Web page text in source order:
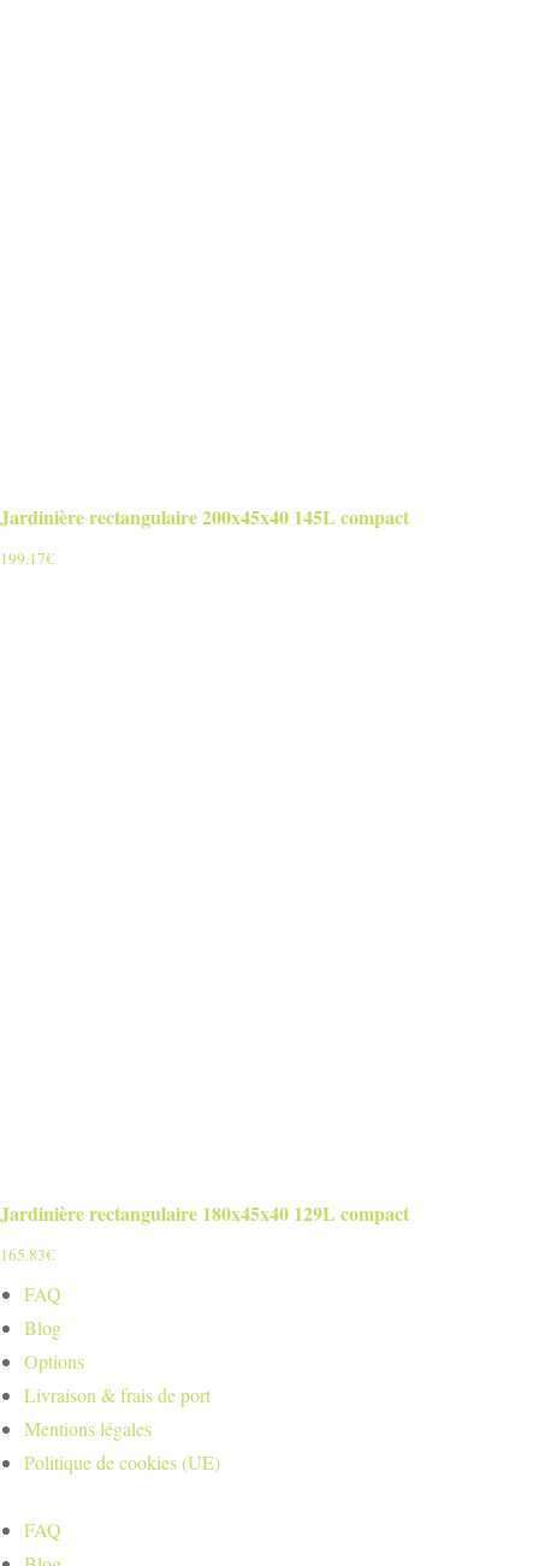
Jardinière rectangulaire 200x45x40 145L compact
199.17€
Jardinière rectangulaire 180x45x40 129L compact
165.83€
FAQ
Blog
Options
Livraison & frais de port
Mentions légales
Politique de cookies (UE)
FAQ